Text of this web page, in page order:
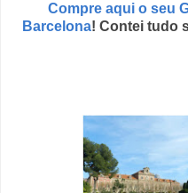
Compre aqui o seu
Barcelona! Contei tudo